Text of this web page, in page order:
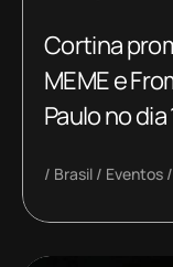
Cortina
MEME e
Paulo no
Brasil Eventos